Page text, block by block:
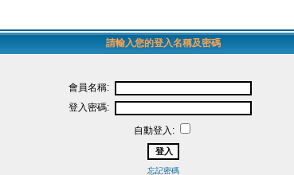
請輸入您的登入名稱及密碼
會員名稱:
登入密碼:
自動登入:
忘記密碼